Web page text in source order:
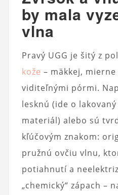
by mala
vlna
Pravý UGG je šitý z
kože – mäkkej,
viditeľnými pórmi.
lesknú (ide o
materiál) alebo sú
kľúčovým znakom:
pružnú ovčiu vlnu,
potiahnutí a
„chemický“ zápach –